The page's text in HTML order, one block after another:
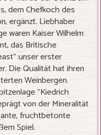
dem Chefkoch des
ergänzt. Liebhaber
waren Kaiser Wilhelm
das Britische
unser erster
Die Qualität hat ihren
Weinbergen.
"Kiedrich
von der Mineralität
fruchtbetonte
Spiel.